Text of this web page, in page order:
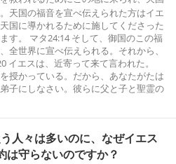
天国の福音を宣べ伝えられた方はイエ
国に導かれるために施してくださった
す。 マタ24:14 そして、御国のこの福
全世界に宣べ伝えられる。それから、
イエスは、近寄って来て言われた。
授かっている。だから、あなたがたは
子にしなさい。彼らに父と子と聖霊の
人々は多いのに、なぜイエス
は守らないのですか？